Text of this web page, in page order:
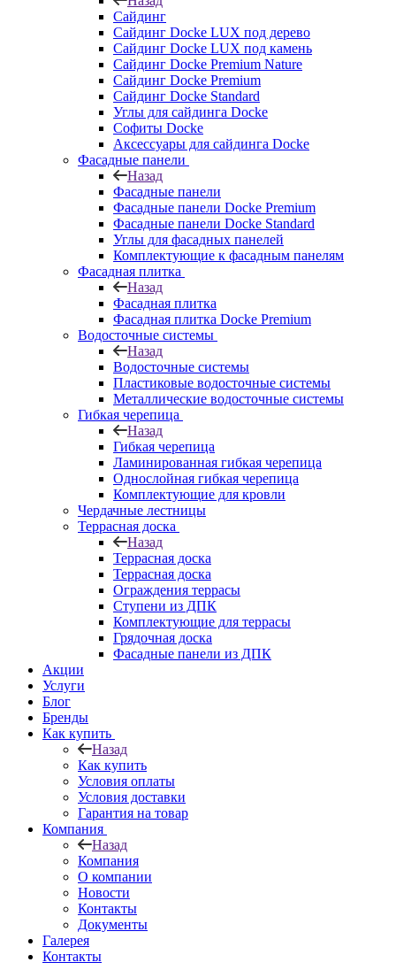
Сайдинг
Сайдинг Docke LUX под дерево
Сайдинг Docke LUX под камень
Сайдинг Docke Premium Nature
Сайдинг Docke Premium
Сайдинг Docke Standard
Углы для сайдинга Docke
Софиты Docke
Аксессуары для сайдинга Docke
Фасадные панели
Назад
Фасадные панели
Фасадные панели Docke Premium
Фасадные панели Docke Standard
Углы для фасадных панелей
Комплектующие к фасадным панелям
Фасадная плитка
Назад
Фасадная плитка
Фасадная плитка Docke Premium
Водосточные системы
Назад
Водосточные системы
Пластиковые водосточные системы
Металлические водосточные системы
Гибкая черепица
Назад
Гибкая черепица
Ламинированная гибкая черепица
Однослойная гибкая черепица
Комплектующие для кровли
Чердачные лестницы
Террасная доска
Назад
Террасная доска
Террасная доска
Ограждения террасы
Ступени из ДПК
Комплектующие для террасы
Грядочная доска
Фасадные панели из ДПК
Акции
Услуги
Блог
Бренды
Как купить
Назад
Как купить
Условия оплаты
Условия доставки
Гарантия на товар
Компания
Назад
Компания
О компании
Новости
Контакты
Документы
Галерея
Контакты